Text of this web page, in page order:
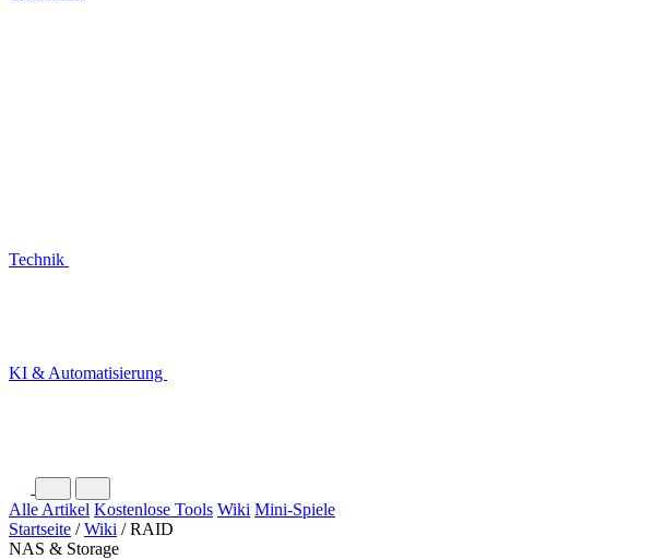
Technik
KI & Automatisierung
Alle Artikel Kostenlose Tools Wiki Mini-Spiele
Startseite / Wiki / RAID
NAS & Storage